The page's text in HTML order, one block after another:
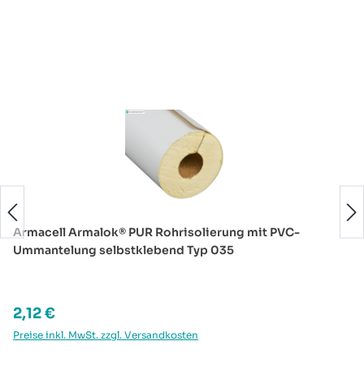
Armacell Armalok® PUR Rohrisolierung mit PVC-
Ummantelung selbstklebend Typ 035
Regulärer Preis:
2,12 €
Preise inkl. MwSt. zzgl. Versandkosten